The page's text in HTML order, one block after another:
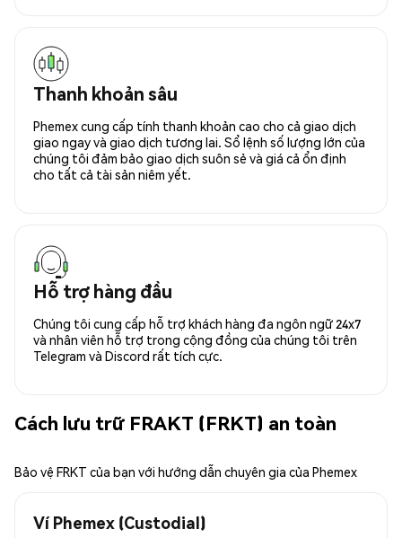
Thanh khoản sâu
Phemex cung cấp tính thanh khoản cao cho cả giao dịch
giao ngay và giao dịch tương lai. Sổ lệnh số lượng lớn của
chúng tôi đảm bảo giao dịch suôn sẻ và giá cả ổn định
cho tất cả tài sản niêm yết.
Hỗ trợ hàng đầu
Chúng tôi cung cấp hỗ trợ khách hàng đa ngôn ngữ 24x7
và nhân viên hỗ trợ trong cộng đồng của chúng tôi trên
Telegram và Discord rất tích cực.
Cách lưu trữ FRAKT (FRKT) an toàn
Bảo vệ FRKT của bạn với hướng dẫn chuyên gia của Phemex
Ví Phemex (Custodial)